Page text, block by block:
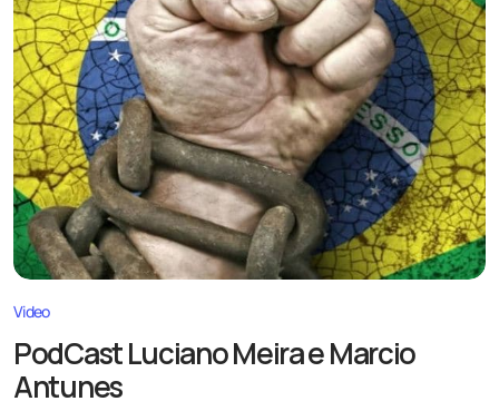
Video
PodCast Luciano Meira e Marcio
Antunes